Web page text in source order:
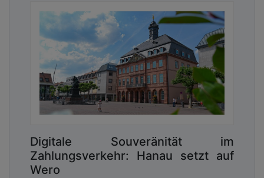
Digitale Souveränität im
Zahlungsverkehr: Hanau setzt auf
Wero